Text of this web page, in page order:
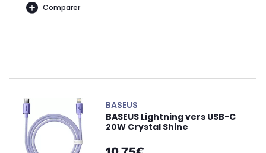
Comparer
BASEUS
BASEUS Lightning vers USB-C
20W Crystal Shine